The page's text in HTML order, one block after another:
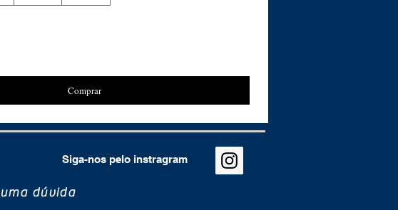
Comprar
Siga-nos pelo instragram
dúvida